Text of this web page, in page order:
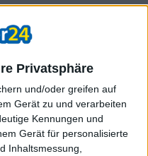
Privatsphäre
und/oder greifen auf
Gerät zu und verarbeiten
Kennungen und
Gerät für personalisierte
Inhaltsmessung,